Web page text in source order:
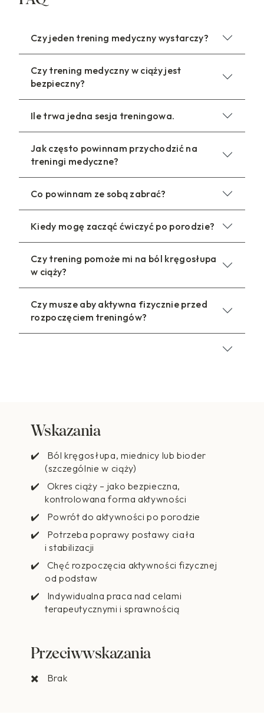
Czy jeden trening medyczny wystarczy?
Czy trening medyczny w ciąży jest
bezpieczny?
Ile trwa jedna sesja treningowa.
Jak często powinnam przychodzić na
treningi medyczne?
Co powinnam ze sobą zabrać?
Kiedy mogę zacząć ćwiczyć po porodzie?
Czy trening pomoże mi na ból kręgosłupa
w ciąży?
Czy musze aby aktywna fizycznie przed
rozpoczęciem treningów?
Wskazania
Ból kręgosłupa, miednicy lub bioder
(szczególnie w ciąży)
Okres ciąży – jako bezpieczna,
kontrolowana forma aktywności
Powrót do aktywności po porodzie
Potrzeba poprawy postawy ciała
i stabilizacji
Chęć rozpoczęcia aktywności fizycznej
od podstaw
Indywidualna praca nad celami
terapeutycznymi i sprawnością
Przeciwwskazania
Brak